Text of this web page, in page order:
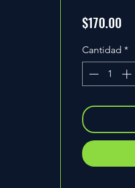
$170.00
Cantidad *